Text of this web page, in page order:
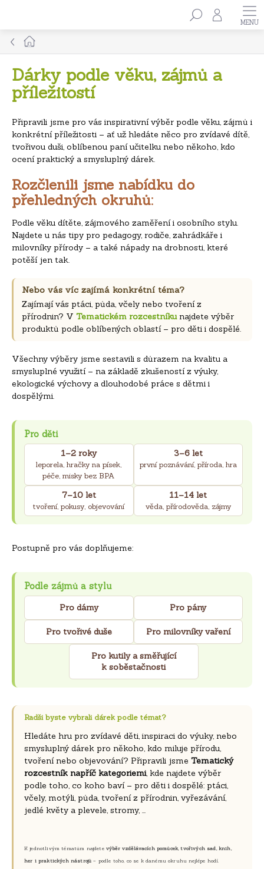
Hledat
Domů
Dárky podle věku, zájmů a
příležitostí
Připravili jsme pro vás inspirativní výběr podle věku, zájmů i
konkrétní příležitosti – ať už hledáte něco pro zvídavé dítě,
tvořivou duši, oblíbenou paní učitelku nebo někoho, kdo
ocení praktický a smysluplný dárek.
Rozčlenili jsme nabídku do
přehledných okruhů:
Podle věku dítěte, zájmového zaměření i osobního stylu.
Najdete u nás tipy pro pedagogy, rodiče, zahrádkáře i
milovníky přírody – a také nápady na drobnosti, které
potěší jen tak.
Nebo vás víc zajímá konkrétní téma?
Zajímají vás ptáci, půda, včely nebo tvoření z
přírodnin? V Tematickém rozcestníkunajdete výběr
produktů podle oblíbených oblastí – pro děti i dospělé.
Všechny výběry jsme sestavili s důrazem na kvalitu a
smysluplné využití – na základě zkušeností z výuky,
ekologické výchovy a dlouhodobé práce s dětmi i
dospělými.
Pro děti
1–2 roky
leporela, hračky na písek,
péče, misky bez BPA
3–6 let
první poznávání, příroda, hra
7–10 let
tvoření, pokusy, objevování
11–14 let
věda, přírodověda, zájmy
Postupně pro vás doplňujeme:
Podle zájmů a stylu
Pro dámy Pro pány
Pro tvořivé duše Pro milovníky vaření
Pro kutily a směřující
k soběstačnosti
Radši byste vybrali dárek podle témat?
Hledáte hru pro zvídavé děti, inspiraci do výuky, nebo
smysluplný dárek pro někoho, kdo miluje přírodu,
tvoření nebo objevování? Připravili jsme Tematický
rozcestník napříč kategoriemi, kde najdete výběr
podle toho, co koho baví – pro děti i dospělé: ptáci,
včely, motýli, půda, tvoření z přírodnin, vyřezávání,
jedlé květy a plevele, stromy, ...
K jednotlivým tématům najdete výběr vzdělávacích pomůcek, tvořivých sad, knih,
her i praktických nástrojů – podle toho, co se k danému okruhu nejlépe hodí.